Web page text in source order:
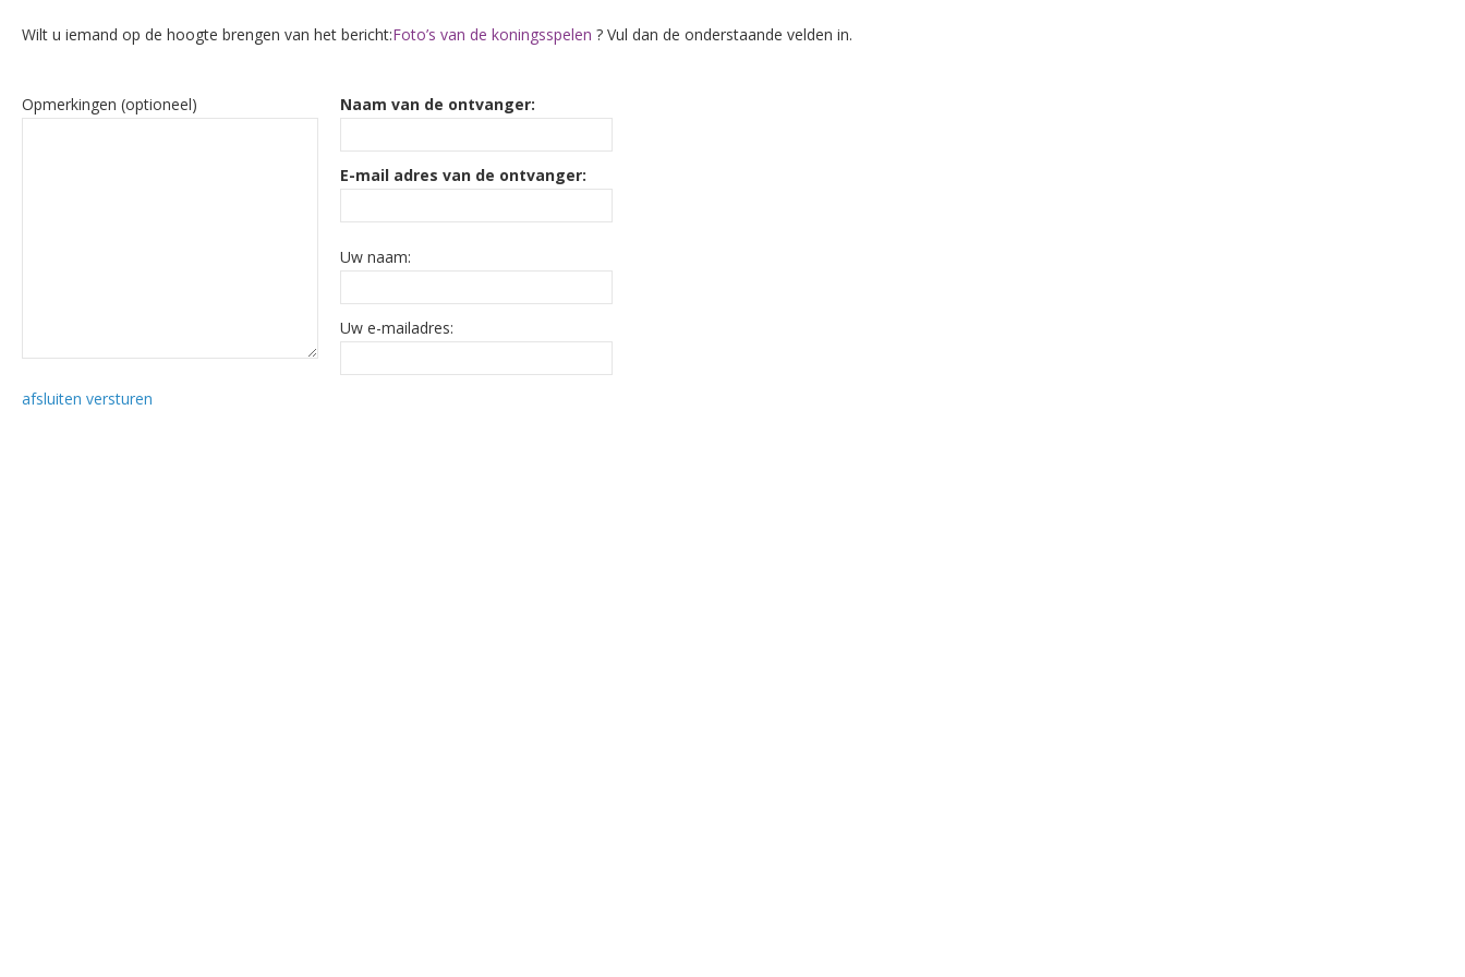
Wilt u iemand op de hoogte brengen van het bericht:Foto’s van de koningsspelen ? Vul dan de onderstaande velden in.
Opmerkingen (optioneel) Naam van de ontvanger:
E-mail adres van de ontvanger:
Uw naam:
Uw e-mailadres:
afsluiten versturen